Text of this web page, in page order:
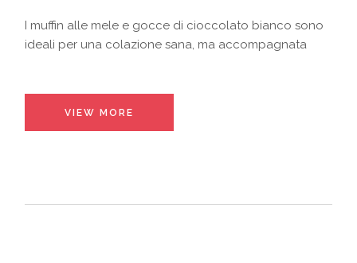
I muffin alle mele e gocce di cioccolato bianco sono
ideali per una colazione sana, ma accompagnata
VIEW MORE